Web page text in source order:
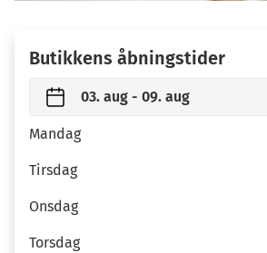
Butikkens åbningstider
03. aug - 09. aug
Mandag
Tirsdag
Onsdag
Torsdag